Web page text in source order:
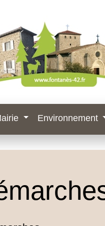
Environnement